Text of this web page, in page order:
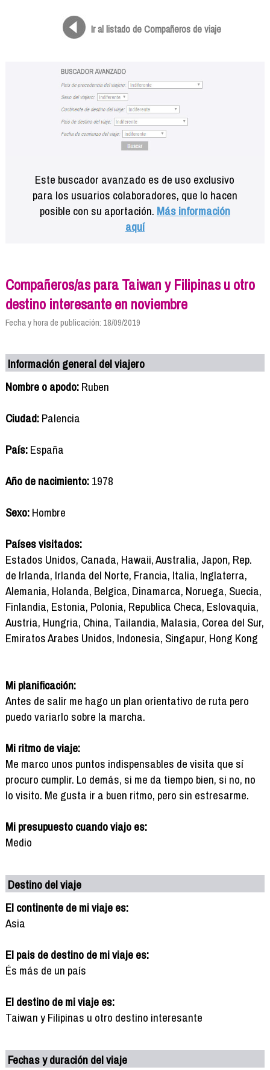
Ir al listado de Compañeros de viaje
Este buscador avanzado es de uso exclusivo
para los usuarios colaboradores, que lo hacen
posible con su aportación. Más información
aquí
Compañeros/as para Taiwan y Filipinas u otro
destino interesante en noviembre
Fecha y hora de publicación: 18/09/2019
Información general del viajero
Nombre o apodo:Ruben
Ciudad:Palencia
País:España
Año de nacimiento:1978
Sexo:Hombre
Países visitados:
Estados Unidos, Canada, Hawaii, Australia, Japon, Rep.
de Irlanda, Irlanda del Norte, Francia, Italia, Inglaterra,
Alemania, Holanda, Belgica, Dinamarca, Noruega, Suecia,
Finlandia, Estonia, Polonia, Republica Checa, Eslovaquia,
Austria, Hungria, China, Tailandia, Malasia, Corea del Sur,
Emiratos Arabes Unidos, Indonesia, Singapur, Hong Kong
Mi planificación:
Antes de salir me hago un plan orientativo de ruta pero
puedo variarlo sobre la marcha.
Mi ritmo de viaje:
Me marco unos puntos indispensables de visita que sí
procuro cumplir. Lo demás, si me da tiempo bien, si no, no
lo visito. Me gusta ir a buen ritmo, pero sin estresarme.
Mi presupuesto cuando viajo es:
Medio
Destino del viaje
El continente de mi viaje es:
Asia
El pais de destino de mi viaje es:
És más de un país
El destino de mi viaje es:
Taiwan y Filipinas u otro destino interesante
Fechas y duración del viaje